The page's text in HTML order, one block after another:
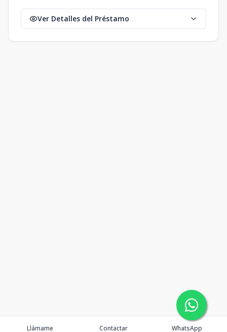
Ver Detalles del Préstamo
Llámame Contactar WhatsApp